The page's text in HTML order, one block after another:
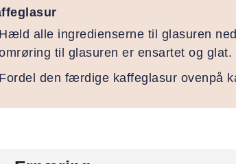
Hæld alle ingredienserne til glasuren
til glasuren er ensartet og glat.
Fordel den færdige kaffeglasur ovenpå